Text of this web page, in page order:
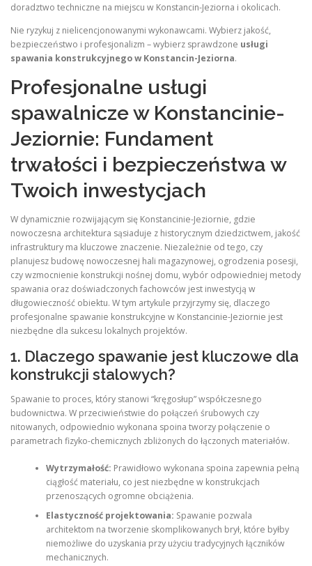
doradztwo techniczne na miejscu w Konstancin-Jeziorna i okolicach.
Nie ryzykuj z nielicencjonowanymi wykonawcami. Wybierz jakość,
bezpieczeństwo i profesjonalizm – wybierz sprawdzone usługi
spawania konstrukcyjnego w Konstancin-Jeziorna.
Profesjonalne usługi
spawalnicze w Konstancinie-
Jeziornie: Fundament
trwałości i bezpieczeństwa w
Twoich inwestycjach
W dynamicznie rozwijającym się Konstancinie-Jeziornie, gdzie
nowoczesna architektura sąsiaduje z historycznym dziedzictwem, jakość
infrastruktury ma kluczowe znaczenie. Niezależnie od tego, czy
planujesz budowę nowoczesnej hali magazynowej, ogrodzenia posesji,
czy wzmocnienie konstrukcji nośnej domu, wybór odpowiedniej metody
spawania oraz doświadczonych fachowców jest inwestycją w
długowieczność obiektu. W tym artykule przyjrzymy się, dlaczego
profesjonalne spawanie konstrukcyjne w Konstancinie-Jeziornie jest
niezbędne dla sukcesu lokalnych projektów.
1. Dlaczego spawanie jest kluczowe dla
konstrukcji stalowych?
Spawanie to proces, który stanowi “kręgosłup” współczesnego
budownictwa. W przeciwieństwie do połączeń śrubowych czy
nitowanych, odpowiednio wykonana spoina tworzy połączenie o
parametrach fizyko-chemicznych zbliżonych do łączonych materiałów.
Wytrzymałość: Prawidłowo wykonana spoina zapewnia pełną
ciągłość materiału, co jest niezbędne w konstrukcjach
przenoszących ogromne obciążenia.
Elastyczność projektowania: Spawanie pozwala
architektom na tworzenie skomplikowanych brył, które byłby
niemożliwe do uzyskania przy użyciu tradycyjnych łączników
mechanicznych.